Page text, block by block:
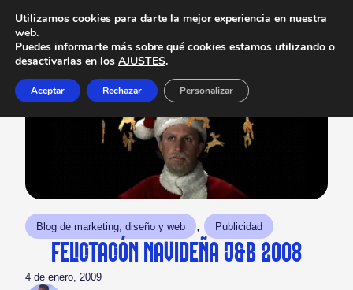
Blog de marketing, diseño y web , Publicidad
FELICITACIÓN NAVIDEÑA J&B 2008
4 de enero, 2009
Utilizamos cookies para darte la mejor experiencia en nuestra
web.
Puedes informarte más sobre qué cookies estamos utilizando o
desactivarlas en los AJUSTES.
Aceptar Rechazar Personalizar